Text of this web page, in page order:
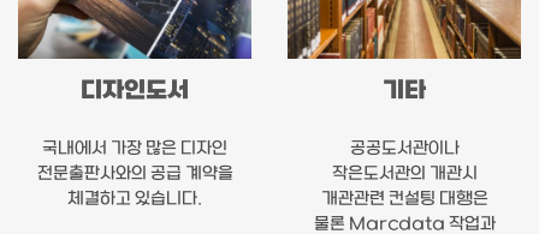
디자인도서
국내에서 가장 많은 디자인
전문출판사와의 공급 계약을
체결하고 있습니다.
기타
공공도서관이나
작은도서관의 개관시
개관관련 컨설팅 대행은
물론 Marcdata 작업과